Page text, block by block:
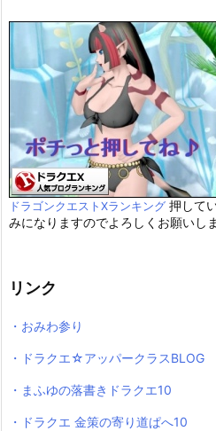
ドラゴンクエストXランキング 押して
みになりますのでよろしくお願いしま
リンク
・おみわ参り
・ドラクエ☆アッパークラスBLOG
・まふゆの落書きドラクエ10
・ドラクエ 金策の寄り道ぱへ10